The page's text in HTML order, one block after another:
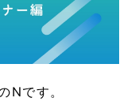
Nです。